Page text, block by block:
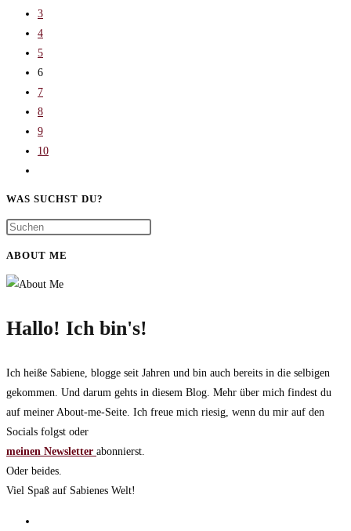
Seite
3
4
5
6
7
8
9
10
Seite
WAS SUCHST DU?
ABOUT ME
Hallo! Ich bin's!
Ich heiße Sabiene, blogge seit Jahren und bin auch bereits in die selbigen
gekommen. Und darum gehts in diesem Blog. Mehr über mich findest du
auf meiner About-me-Seite. Ich freue mich riesig, wenn du mir auf den
Socials folgst oder
meinen Newsletter abonnierst.
Oder beides.
Viel Spaß auf Sabienes Welt!